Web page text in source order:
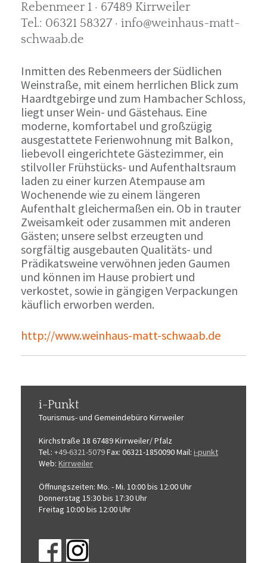
Rebenmeer 1 · 67489 Kirrweiler
Tel.: 06321 58327 · info@weinhaus-matt-
schwaab.de
Inmitten des Rebenmeers der Südlichen
Weinstraße, mit einem herrlichen Blick zum
Haardtgebirge und zum Hambacher Schloss,
liegt unser Wein- und Gästehaus. Eine
moderne, komfortabel und großzügig
ausgestattete Ferienwohnung mit Balkon,
liebevoll eingerichtete Gästezimmer, ein
stilvoller Frühstücks- und Aufenthaltsraum
laden zu einer kurzen Atempause am
Wochenende wie zu einem längeren
Aufenthalt gleichermaßen ein. Ob in trauter
Zweisamkeit oder zusammen mit anderen
Gästen; unsere selbst erzeugten und
sorgfältig ausgebauten Qualitäts- und
Prädikatsweine verwöhnen jeden Gaumen
und können im Hause probiert und
verkostet, sowie in gängigen Verpackungen
käuflich erworben werden.
http://www.weinhaus-matt-schwaab.de
i-Punkt
Tourismus-und Gemeindebüro Kirrweiler
Kirchstraße 18 67489 Kirrweiler/ Pfalz
Tel.: +49-6321-5079Fax: 06321-1850090Mail: i-punkt
Web: Kirrweiler
Öffnungszeiten: Mo. - Mi. 10:00 bis 12:00 Uhr
Donnerstag 15:30 bis 17:30 Uhr
Freitag 10:00 bis 12:00 Uhr